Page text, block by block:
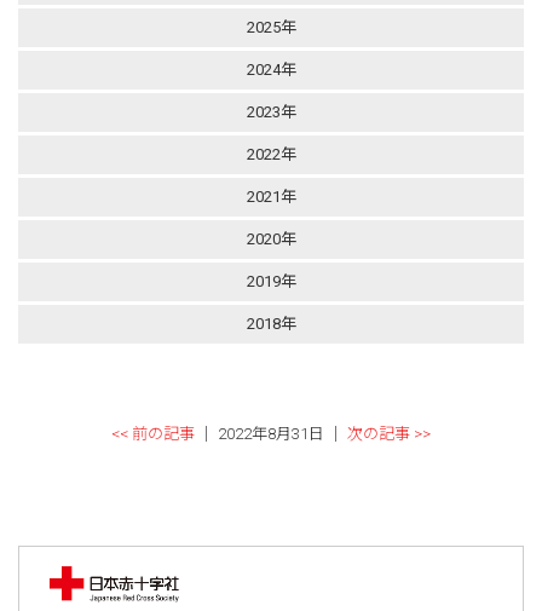
2025年
2024年
2023年
2022年
2021年
2020年
2019年
2018年
<< 前の記事│ 2022年8月31日 │ 次の記事 >>